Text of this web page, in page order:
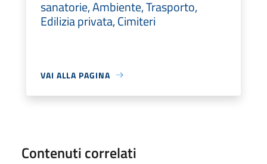
sanatorie, Ambiente, Trasporto,
Edilizia privata, Cimiteri
VAI ALLA PAGINA
Contenuti correlati